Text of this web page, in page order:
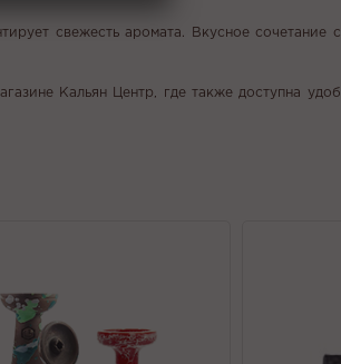
свежесть аромата. Вкусное сочетание
Кальян Центр, где также доступна